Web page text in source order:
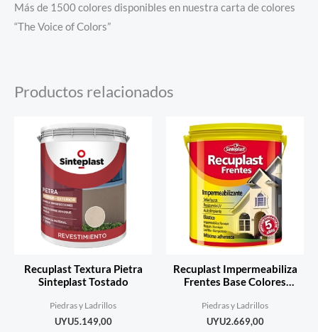
Más de 1500 colores disponibles en nuestra carta de colores
“The Voice of Colors”
Productos relacionados
Recuplast Textura Pietra
Sinteplast Tostado
Piedras y Ladrillos
UYU5.149,00
producto
opciones
pueden
Recuplast Impermeabiliza
Frentes Base Colores
Piedras y Ladrillos
UYU2.669,00